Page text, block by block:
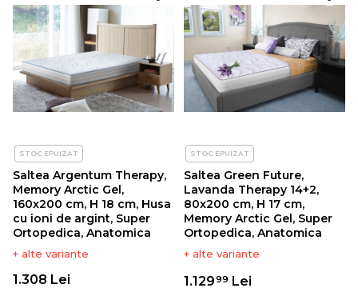
STOC EPUIZAT
Saltea Argentum Therapy,
Memory Arctic Gel,
160x200 cm, H 18 cm, Husa
cu ioni de argint, Super
Ortopedica, Anatomica
+ alte variante
1.308 Lei
STOC EPUIZAT
Saltea Green Future,
Lavanda Therapy 14+2,
80x200 cm, H 17 cm,
Memory Arctic Gel, Super
Ortopedica, Anatomica
+ alte variante
1.12999 Lei